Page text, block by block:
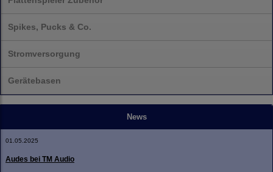
Spikes, Pucks & Co.
Stromversorgung
Gerätebasen
News
01.05.2025
Audes bei TM Audio